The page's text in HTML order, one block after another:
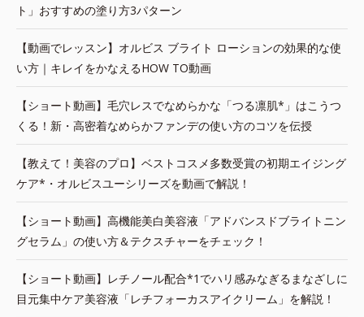
ト」おすすめの塗り方3パターン
【動画でレッスン】オルビス ブライト ローションの効果的な使
い方｜キレイをかなえるHOW TO動画
【ショート動画】毛穴レスでなめらかな「つる凛肌*」はこうつ
くる！新・高密着なめらかファンデの使い方のコツを伝授
【教えて！美容のプロ】ベストコスメ多数受賞の初期エイジング
ケア*・オルビスユーシリーズを動画で解説！
【ショート動画】高機能美白美容液「アドバンスドブライトニン
グセラム」の使い方＆テクスチャーをチェック！
【ショート動画】レチノール配合*1でハリ感みなぎるまなざしに
目元集中ケア美容液「レチフォーカスアイクリーム」を解説！